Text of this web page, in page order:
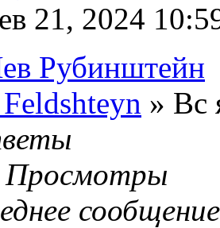
21, 2024
Рубинштейн
» Вс
Просмотры